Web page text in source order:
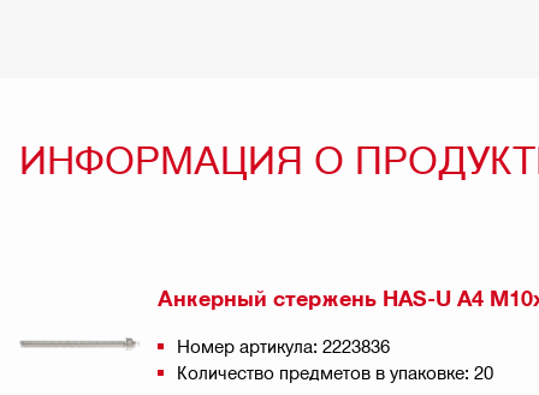
ИНФОРМАЦИЯ О
Анкерный стержень HAS-U A4
Номер артикула: 2223836
Количество предметов в упаковке: 20